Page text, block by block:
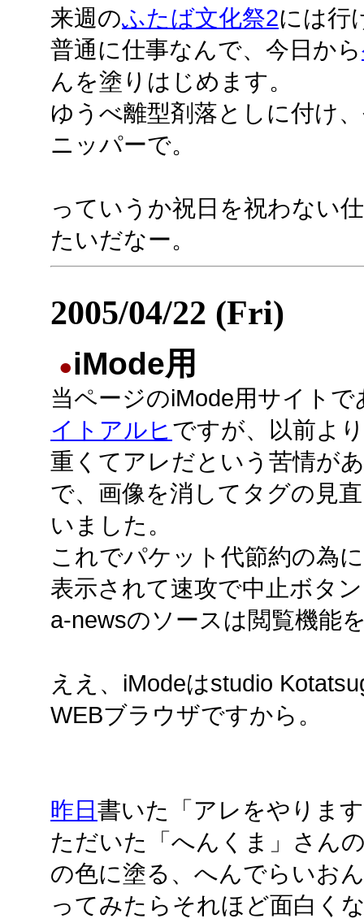
来週のふたば文化祭2には行
普通に仕事なんで、今日から
んを塗りはじめます。
ゆうべ離型剤落としに付け
ニッパーで。
っていうか祝日を祝わない
たいだなー。
2005/04/22 (Fri)
●iMode用
当ページのiMode用サイトで
イトアルヒ ですが、以前よ
重くてアレだという苦情が
で、画像を消してタグの見
いました。
これでパケット代節約の為
表示されて速攻で中止ボタ
a-newsのソースは閲覧機能
ええ、iModeはstudio
WEBブラウザですから。
昨日 書いた「アレをやりま
ただいた「へんくま」さん
の色に塗る、へんでらいお
ってみたらそれほど面白く